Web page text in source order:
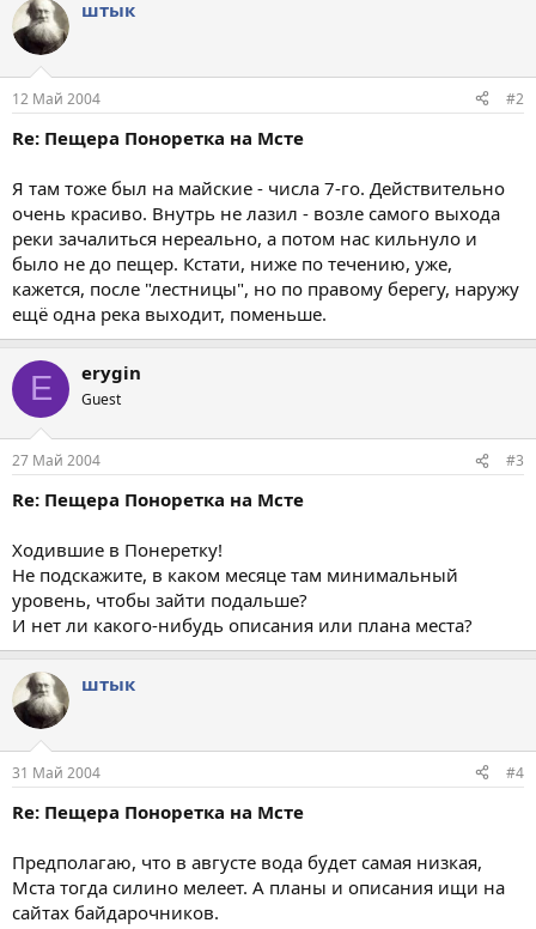
штык
12 Май 2004 #2
Re: Пещера Поноретка на Мсте
Я там тоже был на майские - числа 7-го. Действительно
очень красиво. Внутрь не лазил - возле самого выхода
реки зачалиться нереально, а потом нас кильнуло и
было не до пещер. Кстати, ниже по течению, уже,
кажется, после "лестницы", но по правому берегу, наружу
ещё одна река выходит, поменьше.
E erygin
Guest
27 Май 2004 #3
Re: Пещера Поноретка на Мсте
Ходившие в Понеретку!
Не подскажите, в каком месяце там минимальный
уровень, чтобы зайти подальше?
И нет ли какого-нибудь описания или плана места?
штык
31 Май 2004 #4
Re: Пещера Поноретка на Мсте
Предполагаю, что в августе вода будет самая низкая,
Мста тогда силино мелеет. А планы и описания ищи на
сайтах байдарочников.